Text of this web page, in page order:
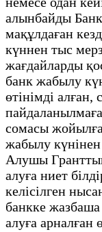
алынбайды
мақұлдаған
күннен тыс
жағдайларды
банк жабылу
өтінімді алған,
сомасы
жабылу
Алушы
алуға ниет
келісілген
банкке
алуға